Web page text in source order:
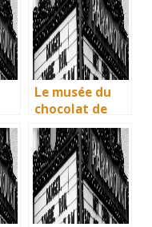
écologiques du
British
Museum
à
Le musée du
chocolat de
Bayonne : la
mémoire
vivante des
artisans
basques